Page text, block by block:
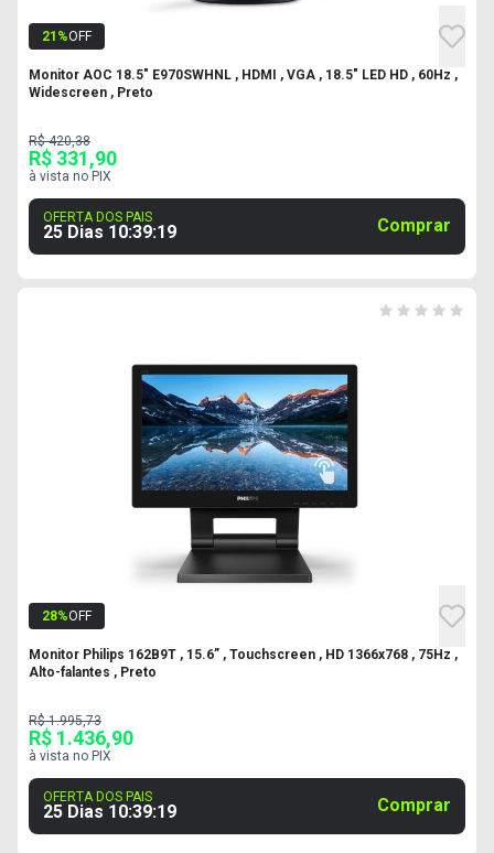
21 %OFF
Monitor AOC 18.5" E970SWHNL , HDMI , VGA , 18.5" LED HD , 60Hz ,
Widescreen , Preto
R$ 420,38
R$ 331,90
à vista no PIX
OFERTA DOS PAIS
25 Dias 10:39:18 Comprar
28%OFF
Monitor Philips 162B9T , 15.6” , Touchscreen , HD 1366x768 , 75Hz ,
Alto-falantes , Preto
R$ 1.995,73
R$ 1.436,90
à vista no PIX
OFERTA DOS PAIS
25 Dias 10:39:18 Comprar